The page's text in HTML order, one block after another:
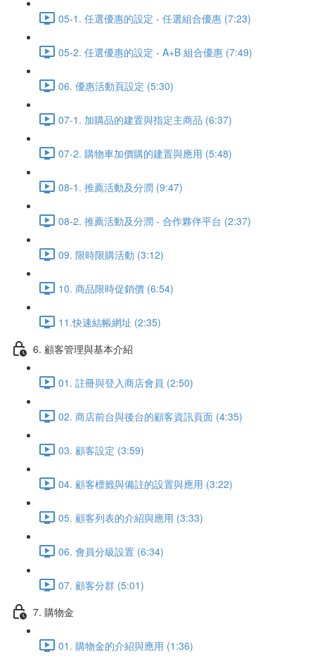
05-1. 任選優惠的設定 - 任選組合優惠 (7:23)
05-2. 任選優惠的設定 - A+B 組合優惠 (7:49)
06. 優惠活動頁設定 (5:30)
07-1. 加購品的建置與指定主商品 (6:37)
07-2. 購物車加價購的建置與應用 (5:48)
08-1. 推薦活動及分潤 (9:47)
08-2. 推薦活動及分潤 - 合作夥伴平台 (2:37)
09. 限時限購活動 (3:12)
10. 商品限時促銷價 (6:54)
11.快速結帳網址 (2:35)
6. 顧客管理與基本介紹
01. 註冊與登入商店會員 (2:50)
02. 商店前台與後台的顧客資訊頁面 (4:35)
03. 顧客設定 (3:59)
04. 顧客標籤與備註的設置與應用 (3:22)
05. 顧客列表的介紹與應用 (3:33)
06. 會員分級設置 (6:34)
07. 顧客分群 (5:01)
7. 購物金
01. 購物金的介紹與應用 (1:36)